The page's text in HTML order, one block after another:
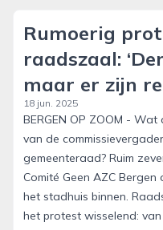
Rumoerig
raadszaal:
maar er zijn
18 jun. 2025
BERGEN OP ZOOM -
van de
gemeenteraad? Ruim
Comité Geen AZC
het stadhuis binnen.
het protest wisselend: